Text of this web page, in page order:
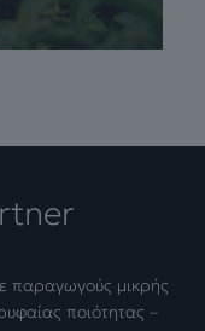
παραγωγούς μικρής
ποιότητας –